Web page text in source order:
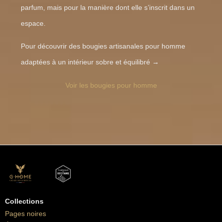
parfum, mais pour la manière dont elle s’inscrit dans un
espace.
Pour découvrir des bougies artisanales pour homme
adaptées à un intérieur sobre et équilibré →
Voir les bougies pour homme
Collections
Pages noires